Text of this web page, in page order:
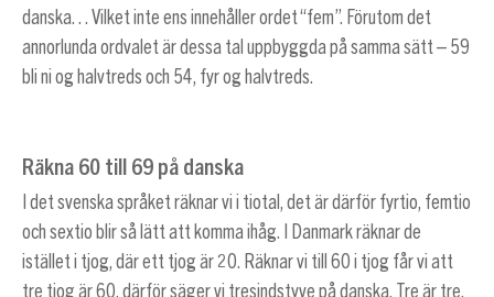
danska… Vilket inte ens innehåller ordet “fem”. Förutom det
annorlunda ordvalet är dessa tal uppbyggda på samma sätt – 59
bli ni og halvtreds och 54, fyr og halvtreds.
Räkna 60 till 69 på danska
I det svenska språket räknar vi i tiotal, det är därför fyrtio, femtio
och sextio blir så lätt att komma ihåg. I Danmark räknar de
istället i tjog, där ett tjog är 20. Räknar vi till 60 i tjog får vi att
tre tjog är 60, därför säger vi tresindstyve på danska. Tre är tre,